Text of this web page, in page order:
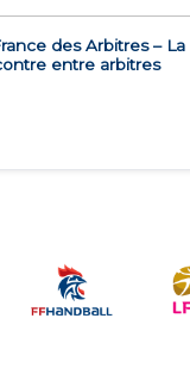
des Arbitres – La
entre arbitres